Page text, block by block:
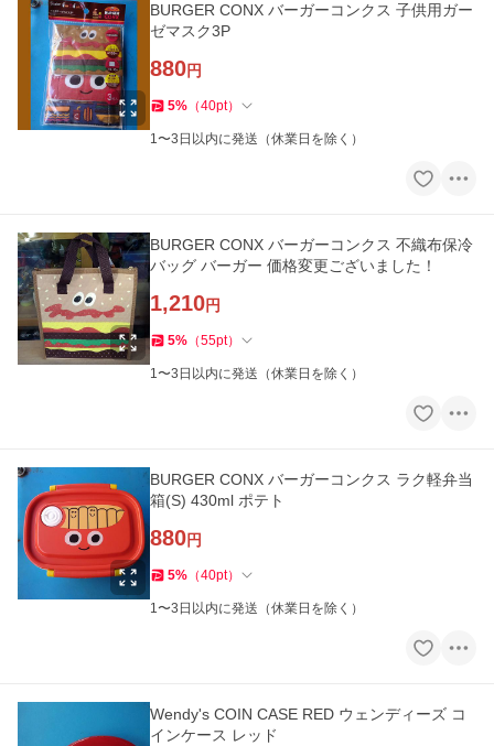
BURGER CONX バーガーコンクス 子供用ガー
ゼマスク3P
880円
5% （40pt）
1〜3日以内に発送（休業日を除く）
BURGER CONX バーガーコンクス 不織布保冷
バッグ バーガー 価格変更ございました！
1,210円
5% （55pt）
1〜3日以内に発送（休業日を除く）
BURGER CONX バーガーコンクス ラク軽弁当
箱(S) 430ml ポテト
880円
5% （40pt）
1〜3日以内に発送（休業日を除く）
Wendy's COIN CASE RED ウェンディーズ コ
インケース レッド